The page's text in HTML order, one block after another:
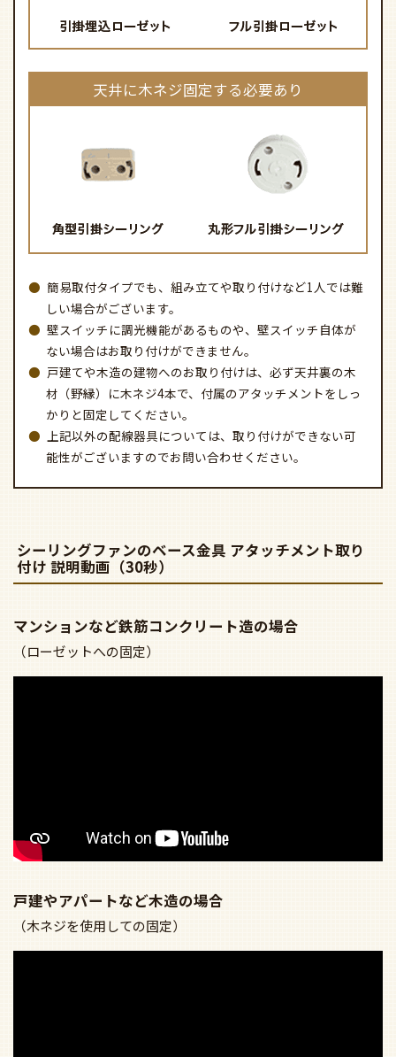
天井に木ネジ固定する必要あり
簡易取付タイプでも、組み立てや取り付けなど1人では難
しい場合がございます。
壁スイッチに調光機能があるものや、壁スイッチ自体が
ない場合はお取り付けができません。
戸建てや木造の建物へのお取り付けは、必ず天井裏の木
材（野縁）に木ネジ4本で、付属のアタッチメントをしっ
かりと固定してください。
上記以外の配線器具については、取り付けができない可
能性がございますのでお問い合わせください。
シーリングファンのベース金具 アタッチメント取り
付け 説明動画（30秒）
マンションなど鉄筋コンクリート造の場合
（ローゼットへの固定）
戸建やアパートなど木造の場合
（木ネジを使用しての固定）